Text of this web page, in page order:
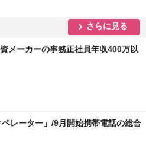
さらに見る
メーカーの事務正社員年収400万以
レーター」/9月開始携帯電話の総合